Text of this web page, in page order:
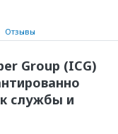
Отзывы
Group (ICG)
службы и